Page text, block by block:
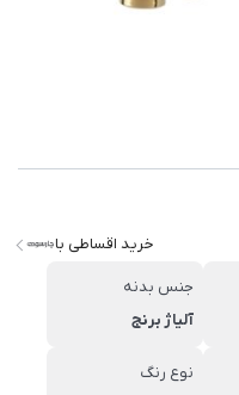
خرید اقساطی با
جنس بدنه
آلیاژ برنج
نوع رنگ